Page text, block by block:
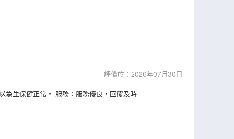
評價於：2026年07月30日
為生保健正常。 服務：服務優良，回覆及時